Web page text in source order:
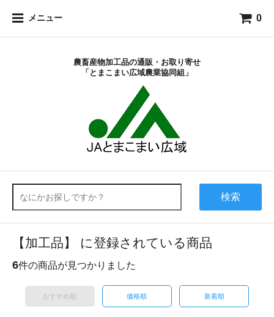
メニュー 0
農畜産物加工品の通販・お取り寄せ
「とまこまい広域農業協同組」
検索
【加工品】 に登録されている商品
6件の商品が見つかりました
おすすめ順 価格順 新着順